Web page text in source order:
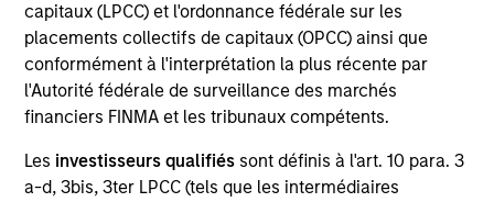
capitaux (LPCC) et l'ordonnance fédérale sur les
placements collectifs de capitaux (OPCC) ainsi que
conformément à l'interprétation la plus récente par
l'Autorité fédérale de surveillance des marchés
financiers FINMA et les tribunaux compétents.
Les investisseurs qualifiés sont définis à l'art. 10 para. 3
a-d, 3bis, 3ter LPCC (tels que les intermédiaires
YEARS OF INDUSTRY EXPERIENCE
16 Years